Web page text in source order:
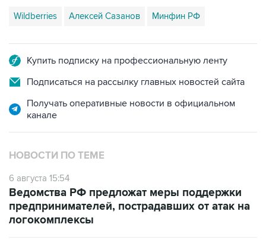
Wildberries Алексей Сазанов Минфин РФ
Купить подписку на профессиональную ленту
Подписаться на рассылку главных новостей сайта
Получать оперативные новости в официальном
канале
НОВОСТИ ПО ТЕМЕ
6 августа 15:54
Ведомства РФ предложат меры поддержки
предпринимателей, пострадавших от атак на
логокомплексы